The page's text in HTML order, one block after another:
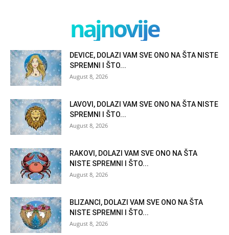
najnovije
DEVICE, DOLAZI VAM SVE ONO NA ŠTA NISTE
SPREMNI I ŠTO...
August 8, 2026
LAVOVI, DOLAZI VAM SVE ONO NA ŠTA NISTE
SPREMNI I ŠTO...
August 8, 2026
RAKOVI, DOLAZI VAM SVE ONO NA ŠTA
NISTE SPREMNI I ŠTO...
August 8, 2026
BLIZANCI, DOLAZI VAM SVE ONO NA ŠTA
NISTE SPREMNI I ŠTO...
August 8, 2026